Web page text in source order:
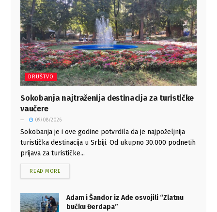
DRUŠTVO
Sokobanja najtraženija destinacija za turističke
vaučere
09/08/2026
Sokobanja je i ove godine potvrdila da je najpoželjnija
turistička destinacija u Srbiji. Od ukupno 30.000 podnetih
prijava za turističke...
READ MORE
Adam i Šandor iz Ade osvojili “Zlatnu
bućku Đerdapa”